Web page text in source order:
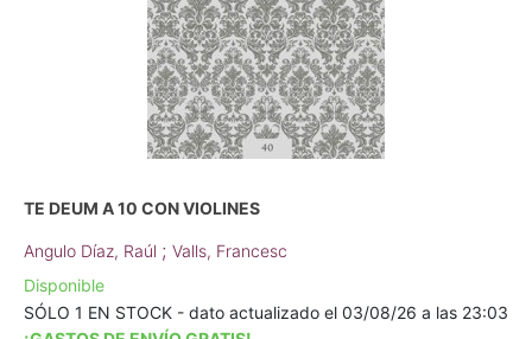
TE DEUM A 10 CON VIOLINES
Angulo Díaz, Raúl ; Valls, Francesc
Disponible
SÓLO 1 EN STOCK - dato actualizado el 03/08/26 a las 23:03